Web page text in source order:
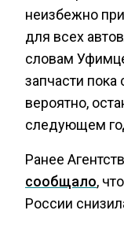
неизбежно
для всех
словам
запчасти пока
вероятно,
следующем
Ранее
сообщало,
России